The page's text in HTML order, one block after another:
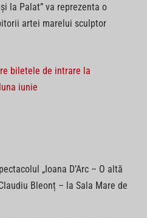
la Palat” va reprezenta o
artei marelui sculptor
biletele de intrare la
iunie
„Ioana D’Arc – O altă
Bleonț – la Sala Mare de